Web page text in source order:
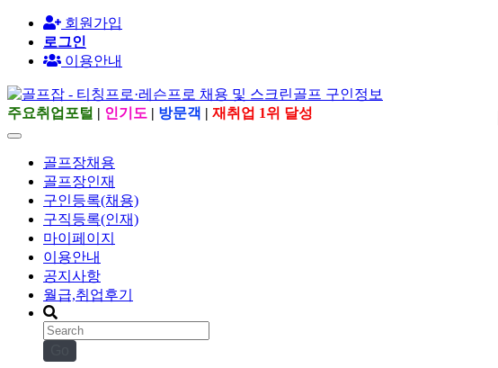
회원가입
로그인
이용안내
주요취업포털 | 인기도 | 방문객 | 재취업 1위 달성
골프장채용
골프장인재
구인등록(채용)
구직등록(인재)
마이페이지
이용안내
공지사항
월급,취업후기